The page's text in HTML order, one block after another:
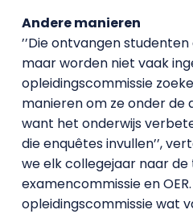
Andere manieren
’’Die ontvangen
maar worden niet vaak
opleidingscommissie
manieren om ze onder
want het onderwijs
die enquêtes invullen’’,
we elk collegejaar naar
examencommissie en
opleidingscommissie wat